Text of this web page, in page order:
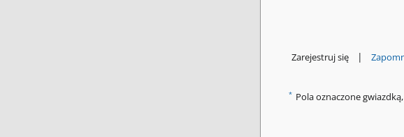
Zarejestruj się |
* Pola oznaczone